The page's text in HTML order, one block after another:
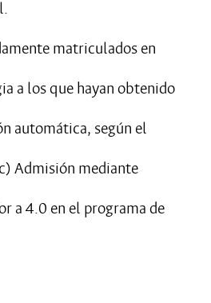
matriculados en
a los que hayan obtenido
automática, según el
Admisión mediante
a 4.0 en el programa de